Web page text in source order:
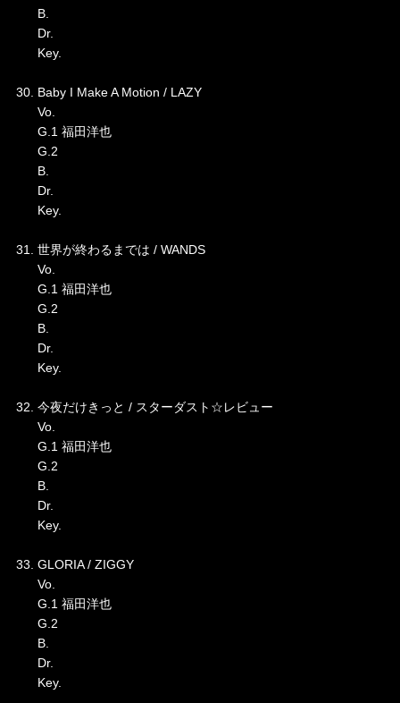
B.
Dr.
Key.
30. Baby I Make A Motion / LAZY
Vo.
G.1 福田洋也
G.2
B.
Dr.
Key.
31. 世界が終わるまでは / WANDS
Vo.
G.1 福田洋也
G.2
B.
Dr.
Key.
32. 今夜だけきっと / スターダスト☆レビュー
Vo.
G.1 福田洋也
G.2
B.
Dr.
Key.
33. GLORIA / ZIGGY
Vo.
G.1 福田洋也
G.2
B.
Dr.
Key.